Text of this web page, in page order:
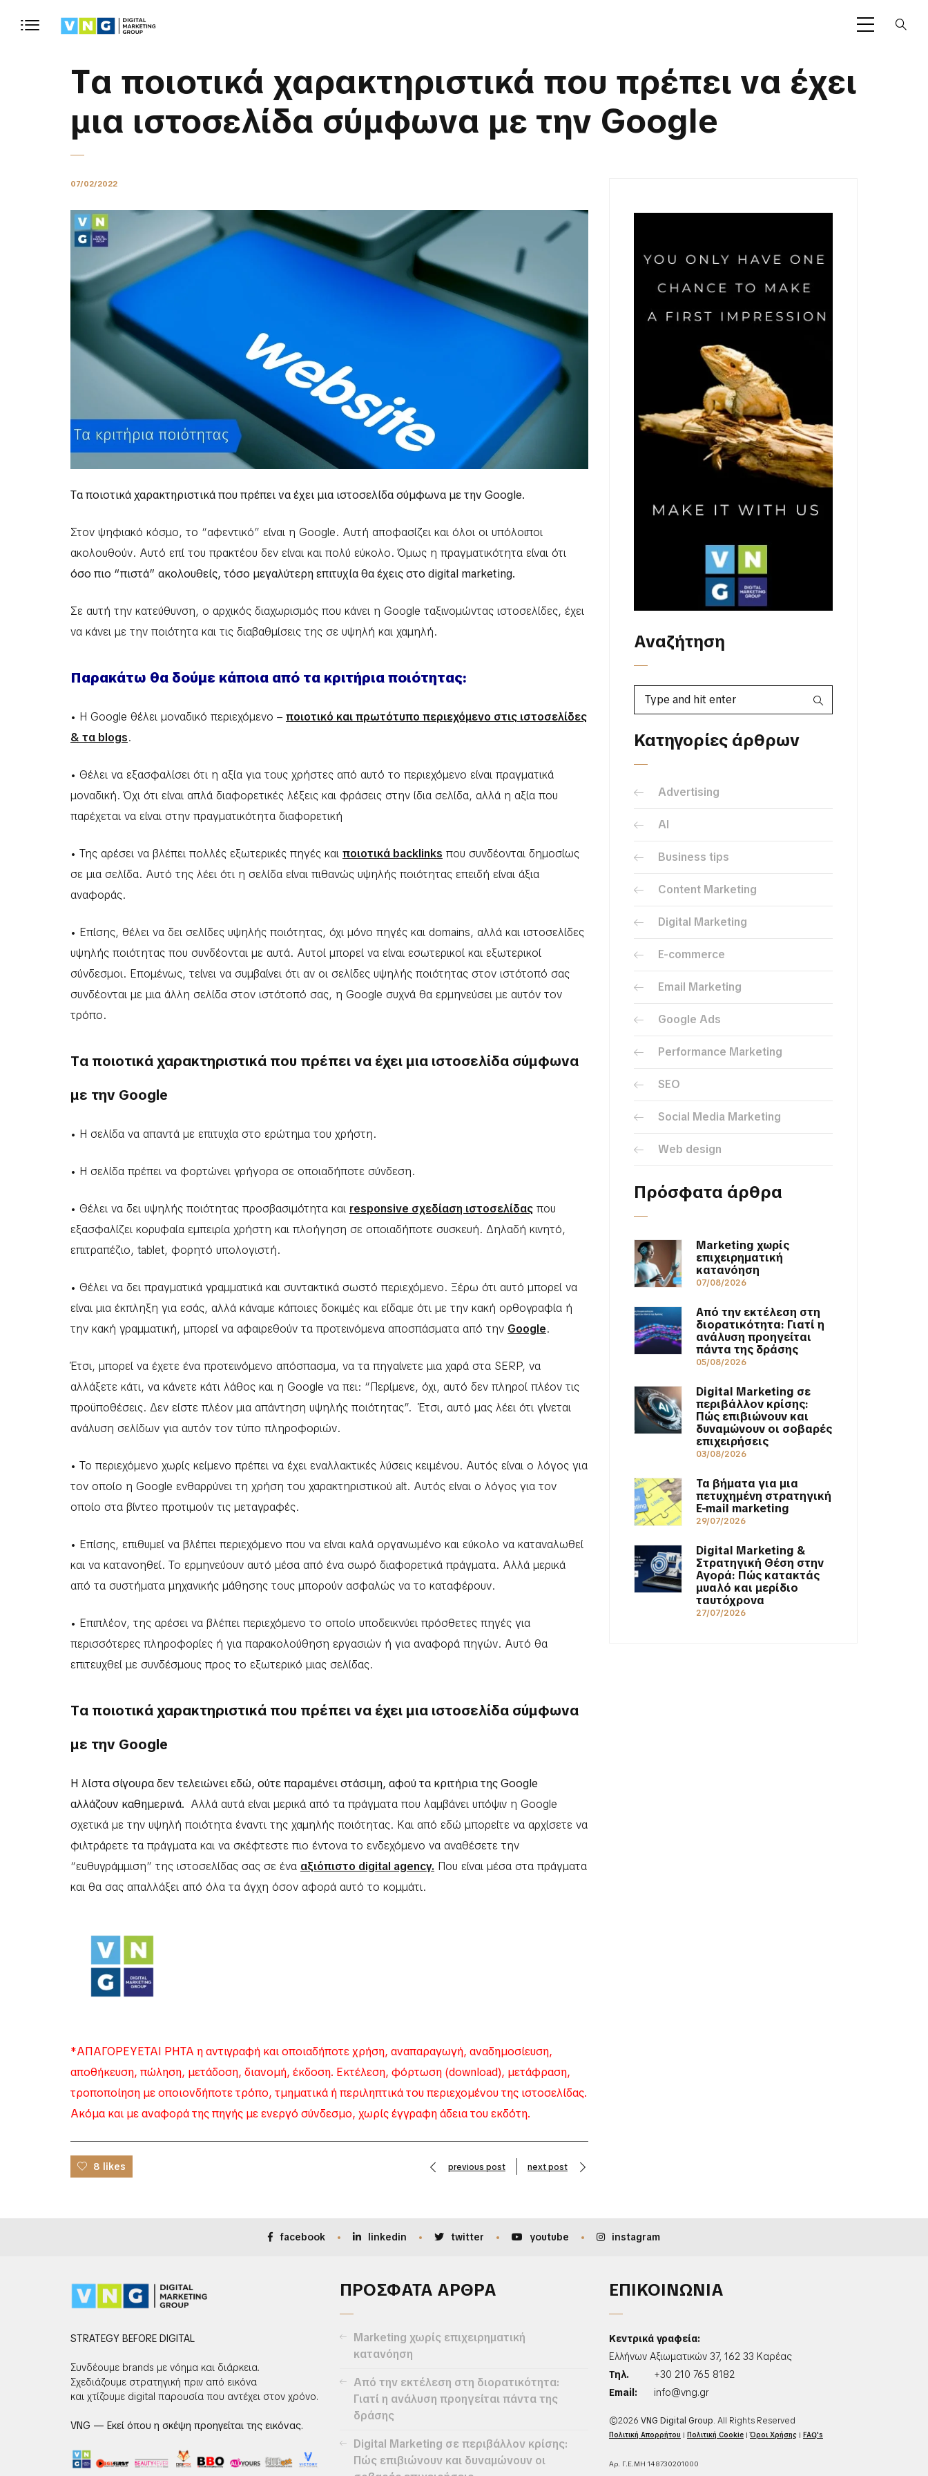
Tα ποιοτικά χαρακτηριστικά που πρέπει να έχει
μια ιστοσελίδα σύμφωνα με την Google
07/02/2022
Tα ποιοτικά χαρακτηριστικά που πρέπει να έχει μια ιστοσελίδα σύμφωνα με την Google.
Στον ψηφιακό κόσμο, το “αφεντικό” είναι η Google. Αυτή αποφασίζει και όλοι οι υπόλοιποι
ακολουθούν. Αυτό επί του πρακτέου δεν είναι και πολύ εύκολο. Όμως η πραγματικότητα είναι ότι
όσο πιο “πιστά” ακολουθείς, τόσο μεγαλύτερη επιτυχία θα έχεις στο digital marketing.
Σε αυτή την κατεύθυνση, ο αρχικός διαχωρισμός που κάνει η Google ταξινομώντας ιστοσελίδες, έχει
να κάνει με την ποιότητα και τις διαβαθμίσεις της σε υψηλή και χαμηλή.
Παρακάτω θα δούμε κάποια από τα κριτήρια ποιότητας:
• Η Google θέλει μοναδικό περιεχόμενο –ποιοτικό και πρωτότυπο περιεχόμενο στις ιστοσελίδες
& τα blogs.
• Θέλει να εξασφαλίσει ότι η αξία για τους χρήστες από αυτό το περιεχόμενο είναι πραγματικά
μοναδική. Όχι ότι είναι απλά διαφορετικές λέξεις και φράσεις στην ίδια σελίδα, αλλά η αξία που
παρέχεται να είναι στην πραγματικότητα διαφορετική
• Της αρέσει να βλέπει πολλές εξωτερικές πηγές και ποιοτικά backlinks που συνδέονται δημοσίως
σε μια σελίδα. Αυτό της λέει ότι η σελίδα είναι πιθανώς υψηλής ποιότητας επειδή είναι άξια
αναφοράς.
• Επίσης, θέλει να δει σελίδες υψηλής ποιότητας, όχι μόνο πηγές και domains, αλλά και ιστοσελίδες
υψηλής ποιότητας που συνδέονται με αυτά. Αυτοί μπορεί να είναι εσωτερικοί και εξωτερικοί
σύνδεσμοι. Επομένως, τείνει να συμβαίνει ότι αν οι σελίδες υψηλής ποιότητας στον ιστότοπό σας
συνδέονται με μια άλλη σελίδα στον ιστότοπό σας, η Google συχνά θα ερμηνεύσει με αυτόν τον
τρόπο.
Tα ποιοτικά χαρακτηριστικά που πρέπει να έχει μια ιστοσελίδα σύμφωνα
με την Google
• Η σελίδα να απαντά με επιτυχία στο ερώτημα του χρήστη.
• Η σελίδα πρέπει να φορτώνει γρήγορα σε οποιαδήποτε σύνδεση.
• Θέλει να δει υψηλής ποιότητας προσβασιμότητα και responsive σχεδίαση ιστοσελίδας που
εξασφαλίζει κορυφαία εμπειρία χρήστη και πλοήγηση σε οποιαδήποτε συσκευή. Δηλαδή κινητό,
επιτραπέζιο, tablet, φορητό υπολογιστή.
• Θέλει να δει πραγματικά γραμματικά και συντακτικά σωστό περιεχόμενο. Ξέρω ότι αυτό μπορεί να
είναι μια έκπληξη για εσάς, αλλά κάναμε κάποιες δοκιμές και είδαμε ότι με την κακή ορθογραφία ή
την κακή γραμματική, μπορεί να αφαιρεθούν τα προτεινόμενα αποσπάσματα από την Google.
Έτσι, μπορεί να έχετε ένα προτεινόμενο απόσπασμα, να τα πηγαίνετε μια χαρά στα SERP, να
αλλάξετε κάτι, να κάνετε κάτι λάθος και η Google να πει: “Περίμενε, όχι, αυτό δεν πληροί πλέον τις
προϋποθέσεις. Δεν είστε πλέον μια απάντηση υψηλής ποιότητας”. Έτσι, αυτό μας λέει ότι γίνεται
ανάλυση σελίδων για αυτόν τον τύπο πληροφοριών.
• Το περιεχόμενο χωρίς κείμενο πρέπει να έχει εναλλακτικές λύσεις κειμένου. Αυτός είναι ο λόγος για
τον οποίο η Google ενθαρρύνει τη χρήση του χαρακτηριστικού alt. Αυτός είναι ο λόγος για τον
οποίο στα βίντεο προτιμούν τις μεταγραφές.
• Επίσης, επιθυμεί να βλέπει περιεχόμενο που να είναι καλά οργανωμένο και εύκολο να καταναλωθεί
και να κατανοηθεί. Το ερμηνεύουν αυτό μέσα από ένα σωρό διαφορετικά πράγματα. Αλλά μερικά
από τα συστήματα μηχανικής μάθησης τους μπορούν ασφαλώς να το καταφέρουν.
• Επιπλέον, της αρέσει να βλέπει περιεχόμενο το οποίο υποδεικνύει πρόσθετες πηγές για
περισσότερες πληροφορίες ή για παρακολούθηση εργασιών ή για αναφορά πηγών. Αυτό θα
επιτευχθεί με συνδέσμους προς το εξωτερικό μιας σελίδας.
Tα ποιοτικά χαρακτηριστικά που πρέπει να έχει μια ιστοσελίδα σύμφωνα
με την Google
Η λίστα σίγουρα δεν τελειώνει εδώ, ούτε παραμένει στάσιμη, αφού τα κριτήρια της Google
αλλάζουν καθημερινά. Αλλά αυτά είναι μερικά από τα πράγματα που λαμβάνει υπόψιν η Google
σχετικά με την υψηλή ποιότητα έναντι της χαμηλής ποιότητας. Kαι από εδώ μπορείτε να αρχίσετε να
φιλτράρετε τα πράγματα και να σκέφτεστε πιο έντονα το ενδεχόμενο να αναθέσετε την
“ευθυγράμμιση” της ιστοσελίδας σας σε ένα αξιόπιστο digital agency. Που είναι μέσα στα πράγματα
και θα σας απαλλάξει από όλα τα άγχη όσον αφορά αυτό το κομμάτι.
*ΑΠΑΓΟΡΕΥΕΤΑΙ ΡΗΤΑ η αντιγραφή και οποιαδήποτε χρήση, αναπαραγωγή, αναδημοσίευση,
αποθήκευση, πώληση, μετάδοση, διανομή, έκδοση. Εκτέλεση, φόρτωση (download), μετάφραση,
τροποποίηση με οποιονδήποτε τρόπο, τμηματικά ή περιληπτικά του περιεχομένου της ιστοσελίδας.
Ακόμα και με αναφορά της πηγής με ενεργό σύνδεσμο, χωρίς έγγραφη άδεια του εκδότη.
8 likes previous post next post
Αναζήτηση
Κατηγορίες άρθρων
Advertising
AI
Business tips
Content Marketing
Digital Marketing
E-commerce
Email Marketing
Google Ads
Performance Marketing
SEO
Social Media Marketing
Web design
Πρόσφατα άρθρα
Marketing χωρίς
επιχειρηματική
κατανόηση
07/08/2026
Από την εκτέλεση στη
διορατικότητα: Γιατί η
ανάλυση προηγείται
πάντα της δράσης
05/08/2026
Digital Marketing σε
περιβάλλον κρίσης:
Πώς επιβιώνουν και
δυναμώνουν οι σοβαρές
επιχειρήσεις
03/08/2026
Τα βήματα για μια
πετυχημένη στρατηγική
E-mail marketing
29/07/2026
Digital Marketing &
Στρατηγική Θέση στην
Αγορά: Πώς κατακτάς
μυαλό και μερίδιο
ταυτόχρονα
27/07/2026
facebook linkedin twitter youtube instagram
STRATEGY BEFORE DIGITAL
Συνδέουμε brands με νόημα και διάρκεια.
Σχεδιάζουμε στρατηγική πριν από εικόνα
και χτίζουμε digital παρουσία που αντέχει στον χρόνο.
VNG — Εκεί όπου η σκέψη προηγείται της εικόνας.
ΠΡΟΣΦΑΤΑ ΑΡΘΡΑ
Marketing χωρίς επιχειρηματική
κατανόηση
Από την εκτέλεση στη διορατικότητα:
Γιατί η ανάλυση προηγείται πάντα της
δράσης
Digital Marketing σε περιβάλλον κρίσης:
Πώς επιβιώνουν και δυναμώνουν οι
ΕΠΙΚΟΙΝΩΝΙΑ
Κεντρικά γραφεία:
Ελλήνων Αξιωματικών 37, 162 33 Καρέας
Τηλ.
+30 210 765 8182
Email:
info@vng.gr
©2026 VNG Digital Group. All Rights Reserved
Πολιτική Απορρήτου | Πολιτική Cookie|Όροι Χρήσης| FAQ's
Αρ. Γ.Ε.ΜΗ 148730201000